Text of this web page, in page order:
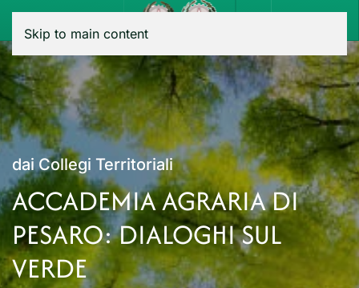
Skip to main content
dai Collegi Territoriali
ACCADEMIA AGRARIA DI
PESARO: DIALOGHI SUL
VERDE